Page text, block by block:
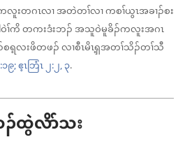
းတဂၤလၢ အတဲတၢ်လၢ ကစၢ်ယွၤအခၢၣ်စး
ၢ်ကိ တကးဒံးဘၣ်​ အသူဝဲမူခိၣ်ကလူးအဂၤ
လးဖိတဖၣ်​ လၢစီၤမိၤၡ့အတၢ်သိၣ်တၢ်သီ
၉;ဧ့ၤဘြံၤ ၂:၂, ၃.
ထွဲလိာ်သး